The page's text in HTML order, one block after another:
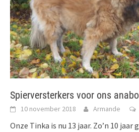
Spierversterkers voor ons
10 november 2018 Armande
Onze Tinka is nu 13 jaar. Zo’n 10 jaar